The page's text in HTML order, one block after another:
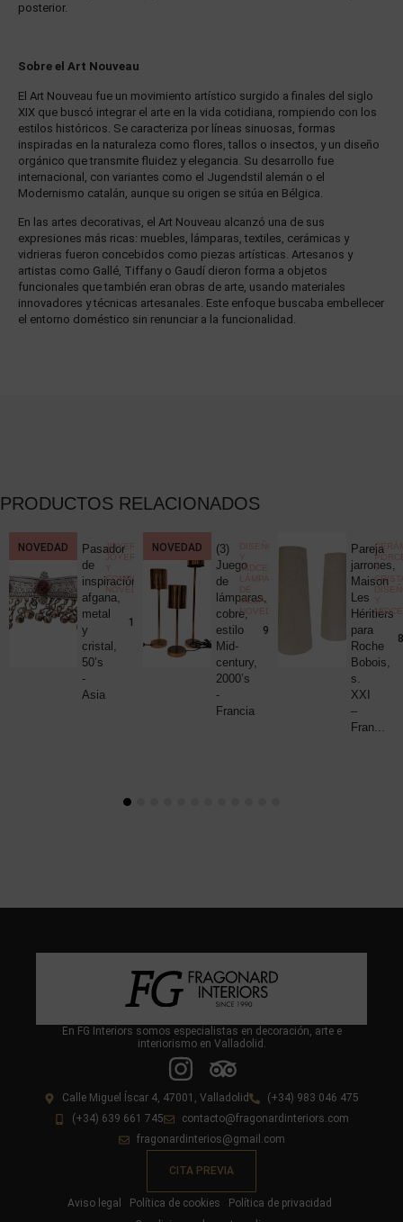
posterior.
Sobre el Art Nouveau
El Art Nouveau fue un movimiento artístico surgido a finales del siglo
XIX que buscó integrar el arte en la vida cotidiana, rompiendo con los
estilos históricos. Se caracteriza por líneas sinuosas, formas
inspiradas en la naturaleza como flores, tallos o insectos, y un diseño
orgánico que transmite fluidez y elegancia. Su desarrollo fue
internacional, con variantes como el Jugendstil alemán o el
Modernismo catalán, aunque su origen se sitúa en Bélgica.
En las artes decorativas, el Art Nouveau alcanzó una de sus
expresiones más ricas: muebles, lámparas, textiles, cerámicas y
vidrieras fueron concebidos como piezas artísticas. Artesanos y
artistas como Gallé, Tiffany o Gaudí dieron forma a objetos
funcionales que también eran obras de arte, usando materiales
innovadores y técnicas artesanales. Este enfoque buscaba embellecer
el entorno doméstico sin renunciar a la funcionalidad.
PRODUCTOS RELACIONADOS
,
€
NOVEDAD
Pasador
de
inspiración
afgana,
metal
y
cristal,
50’s
-
Asia
JOYERÍA
JOYERÍA
Y
COMPLEMENTOS
NOVEDADES
190,00
NOVEDAD
(3)
Juego
de
lámparas,
cobre,
estilo
Mid-
century,
2000’s
-
Francia
DISEÑO
Y
MIDCENTURY
LÁMPARAS
MESA,
NOVEDADES
980,00
Pareja
jarrones,
Maison
Les
Héritiers
para
Roche
Bobois,
s.
XXI
–
Fran...
Y
Y
En FG Interiors somos especialistas en decoración, arte e
interiorismo en Valladolid.
Calle Miguel Íscar 4, 47001, Valladolid
(+34) 983 046 475
(+34) 639 661 745
contacto@fragonardinteriors.com
fragonardinterios@gmail.com
CITA PREVIA
Aviso legal Política de cookies
Política de privacidad